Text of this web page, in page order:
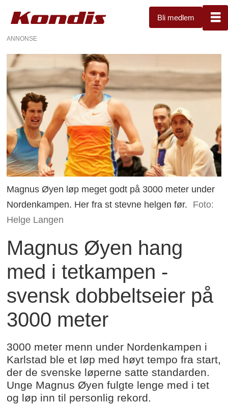
Bli medlem
ANNONSE
Magnus Øyen løp meget godt på 3000 meter under
Nordenkampen. Her fra st stevne helgen før.
Foto:
Helge Langen
Magnus Øyen hang
med i tetkampen -
svensk dobbeltseier på
3000 meter
3000 meter menn under Nordenkampen i
Karlstad ble et løp med høyt tempo fra start,
der de svenske løperne satte standarden.
Unge Magnus Øyen fulgte lenge med i tet
og løp inn til personlig rekord.